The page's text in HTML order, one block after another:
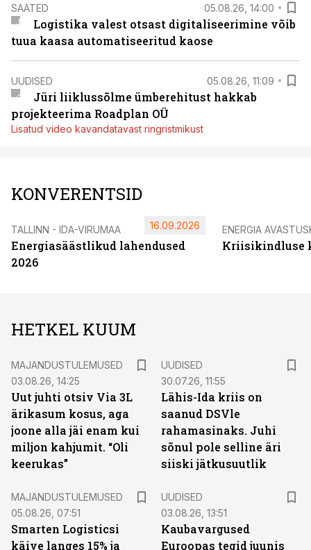
SAATED 05.08.26, 14:00
Logistika valest otsast digitaliseerimine võib
tuua kaasa automatiseeritud kaose
UUDISED 05.08.26, 11:09
Jüri liiklussõlme ümberehitust hakkab
projekteerima Roadplan OÜ
Lisatud video kavandatavast ringristmikust
KONVERENTSID
TALLINN - IDA-VIRUMAA
Energiasäästlikud lahendused
2026
16.09.2026 ENERGIA
Kriisikindluse
HETKEL KUUM
MAJANDUSTULEMUSED
03.08.26, 14:25
Uut juhti otsiv Via 3L
ärikasum kosus, aga
joone alla jäi enam kui
miljon kahjumit. “Oli
keerukas”
UUDISED
30.07.26, 11:55
Lähis-Ida kriis on
saanud DSVle
rahamasinaks. Juhi
sõnul pole selline äri
siiski jätkusuutlik
MAJANDUSTULEMUSED
05.08.26, 07:51
Smarten Logisticsi
käive langes 15% ja
UUDISED
03.08.26, 13:51
Kaubavargused
Euroopas tegid juunis